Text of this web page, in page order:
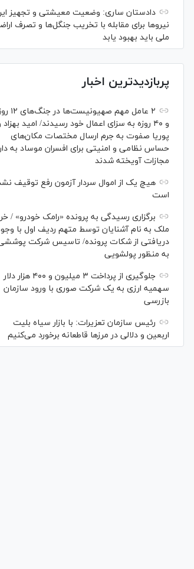
دادستان ساری: وضعیت معیشتی و تجهیز
نیرو‌ها برای مقابله با تخریب جنگل‌ها و تصرف
ملی باید بهبود یابد
پربازدیدترین اخبار
۲ عامل مهم
و ۴۰ روزه به سزای اعمال خود رسیدند/ امید بهزاد
پوریا صفوت به جرم ارسال مختصات مکان‌های
حساس نظامی و امنیتی برای افسران موساد به دار
مجازات آویخته شدند
هیچ یک از اموال سردار آزمون رفع توقیف
است
برگزاری رسیدگی به پرونده «رامک خودرو» /
ملک به نام آشنایان توسط متهم ردیف اول با
دریافتی از شکات پرونده/ تاسیس شرکت
به منظور پولشویی
جلوگیری از پرداخت ۳ میلیون و ۴۰۰ هزار دلار
سهمیه ارزی به یک شرکت صوری با ورود سازمان
بازرسی
رئیس سازمان تعزیرات: با بازار سیاه بلیت
اربعین و دلالی در مرز‌ها قاطعانه برخورد می‌کنیم